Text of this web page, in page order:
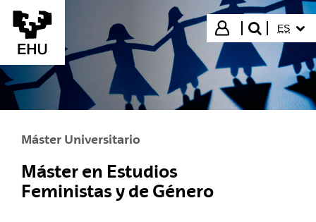
Saltar al contenido principal
Iniciar sesión
buscar"
ES
Máster Universitario
Máster en Estudios
Feministas y de Género